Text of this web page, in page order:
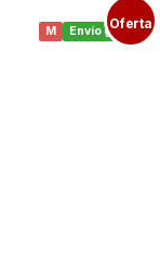
Envío gratis
M Oferta